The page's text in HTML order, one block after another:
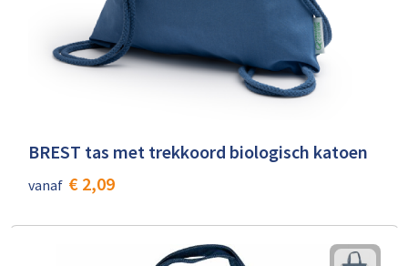
BREST tas met trekkoord biologisch katoen
vanaf € 2,09